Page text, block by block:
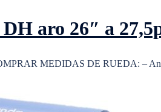
aro 26″ a
MEDIDAS DE RUEDA: –